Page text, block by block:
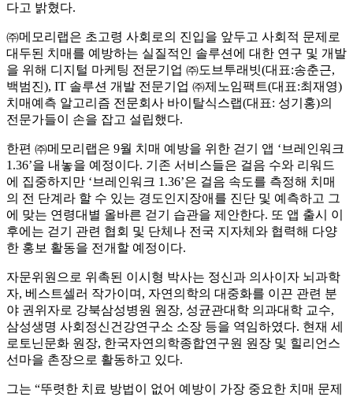
다고 밝혔다.
㈜메모리랩은 초고령 사회로의 진입을 앞두고 사회적 문제로
대두된 치매를 예방하는 실질적인 솔루션에 대한 연구 및 개발
을 위해 디지털 마케팅 전문기업 ㈜도브투래빗(대표:송춘근,
백범진), IT 솔루션 개발 전문기업 ㈜제노임팩트(대표:최재영)
치매예측 알고리즘 전문회사 바이탈식스랩(대표: 성기홍)의
전문가들이 손을 잡고 설립했다.
한편 ㈜메모리랩은 9월 치매 예방을 위한 걷기 앱 ‘브레인워크
1.36’을 내놓을 예정이다. 기존 서비스들은 걸음 수와 리워드
에 집중하지만 ‘브레인워크 1.36’은 걸음 속도를 측정해 치매
의 전 단계라 할 수 있는 경도인지장애를 진단 및 예측하고 그
에 맞는 연령대별 올바른 걷기 습관을 제안한다. 또 앱 출시 이
후에는 걷기 관련 협회 및 단체나 전국 지자체와 협력해 다양
한 홍보 활동을 전개할 예정이다.
자문위원으로 위촉된 이시형 박사는 정신과 의사이자 뇌과학
자, 베스트셀러 작가이며, 자연의학의 대중화를 이끈 관련 분
야 권위자로 강북삼성병원 원장, 성균관대학 의과대학 교수,
삼성생명 사회정신건강연구소 소장 등을 역임하였다. 현재 세
로토닌문화 원장, 한국자연의학종합연구원 원장 및 힐리언스
선마을 촌장으로 활동하고 있다.
그는 “뚜렷한 치료 방법이 없어 예방이 가장 중요한 치매 문제